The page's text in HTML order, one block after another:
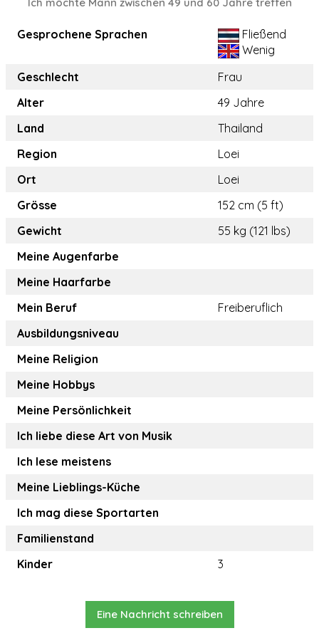
Ich möchte Mann zwischen 49 und 60 Jahre treffen
Gesprochene Sprachen
Fließend
Wenig
Geschlecht
Frau
Alter
49 Jahre
Land
Thailand
Region
Loei
Ort
Loei
Grösse
152 cm (5 ft)
Gewicht
55 kg (121 lbs)
Meine Augenfarbe
Meine Haarfarbe
Mein Beruf
Freiberuflich
Ausbildungsniveau
Meine Religion
Meine Hobbys
Meine Persönlichkeit
Ich liebe diese Art von Musik
Ich lese meistens
Meine Lieblings-Küche
Ich mag diese Sportarten
Familienstand
Kinder
3
Eine Nachricht schreiben